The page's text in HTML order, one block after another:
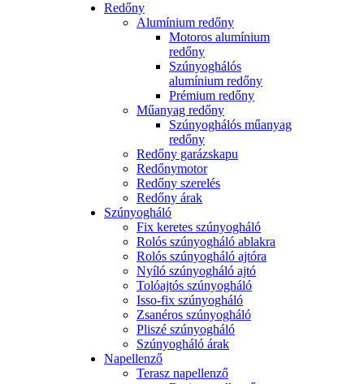
Redőny
Alumínium redőny
Motoros alumínium
redőny
Szúnyoghálós
alumínium redőny
Prémium redőny
Műanyag redőny
Szúnyoghálós műanyag
redőny
Redőny garázskapu
Redőnymotor
Redőny szerelés
Redőny árak
Szúnyogháló
Fix keretes szúnyogháló
Rolós szúnyogháló ablakra
Rolós szúnyogháló ajtóra
Nyíló szúnyogháló ajtó
Tolóajtós szúnyogháló
Isso-fix szúnyogháló
Zsanéros szúnyogháló
Pliszé szúnyogháló
Szúnyogháló árak
Napellenző
Terasz napellenző